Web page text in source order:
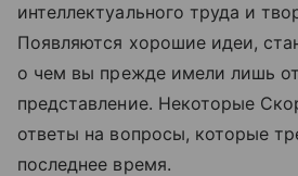
интеллектуального труда и
Появляются хорошие идеи,
о чем вы прежде имели лишь
представление. Некоторые
ответы на вопросы, которые
последнее время.